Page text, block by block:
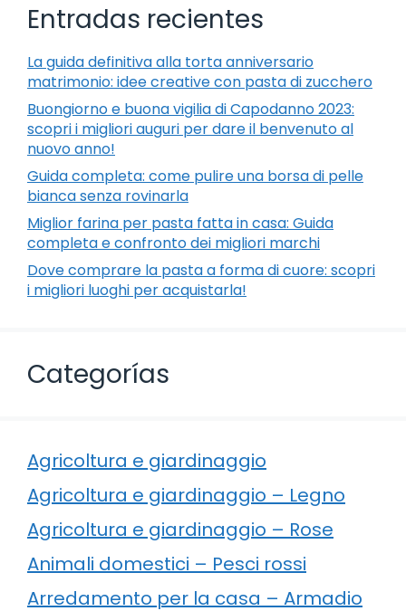
Entradas recientes
La guida definitiva alla torta anniversario
matrimonio: idee creative con pasta di zucchero
Buongiorno e buona vigilia di Capodanno 2023:
scopri i migliori auguri per dare il benvenuto al
nuovo anno!
Guida completa: come pulire una borsa di pelle
bianca senza rovinarla
Miglior farina per pasta fatta in casa: Guida
completa e confronto dei migliori marchi
Dove comprare la pasta a forma di cuore: scopri
i migliori luoghi per acquistarla!
Categorías
Agricoltura e giardinaggio
Agricoltura e giardinaggio – Legno
Agricoltura e giardinaggio – Rose
Animali domestici – Pesci rossi
Arredamento per la casa – Armadio